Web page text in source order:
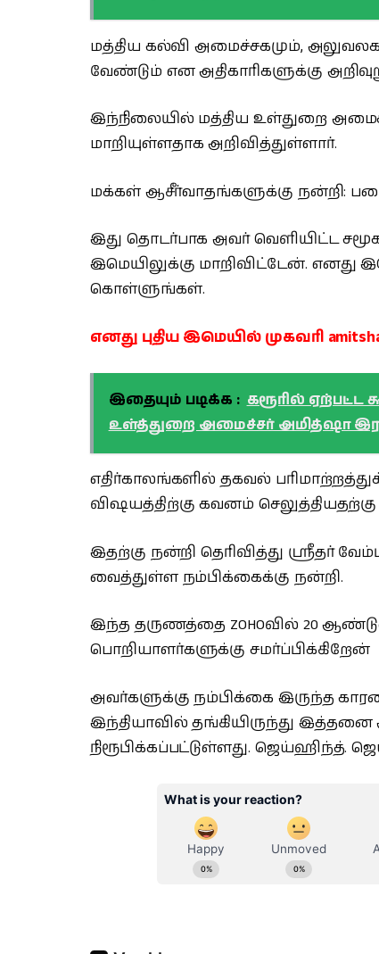
மத்திய கல்வி அமைச்சகமும்,
வேண்டும் என அதிகாரிகளுக்கு
இந்நிலையில் மத்திய உள்துறை
மாறியுள்ளதாக அறிவித்துள்ளார்.
மக்கள் ஆசீர்வாதங்களுக்கு நன்றி:
இது தொடர்பாக அவர் வெளியிட்ட சமூக
இமெயிலுக்கு மாறிவிட்டேன். எனது
கொள்ளுங்கள்.
எனது புதிய இமெயில் முகவரி
இதையும் படிக்க : கரூரில் ஏற்பட்ட
உள்த்துறை அமைச்சர் அமித்ஷா
எதிர்காலங்களில் தகவல்
விஷயத்திற்கு கவனம்
இதற்கு நன்றி தெரிவித்து ஸ்ரீதர்
வைத்துள்ள நம்பிக்கைக்கு நன்றி.
இந்த தருணத்தை ZOHOவில் 20
பொறியாளர்களுக்கு சமர்ப்பிக்கிறேன்
அவர்களுக்கு நம்பிக்கை இருந்த
இந்தியாவில் தங்கியிருந்து
நிரூபிக்கப்பட்டுள்ளது. ஜெய்ஹிந்த்.